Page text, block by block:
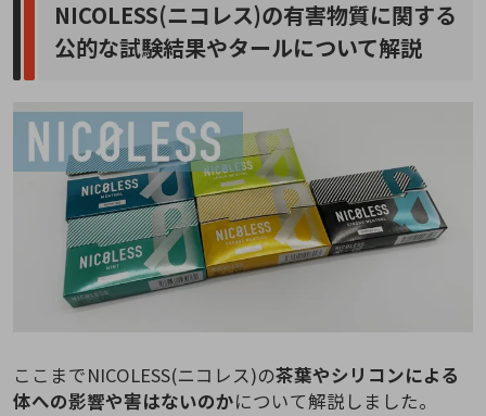
NICOLESS(ニコレス)の有害物質に関する
公的な試験結果やタールについて解説
ここまでNICOLESS(ニコレス)の茶葉やシリコンによる
体への影響や害はないのかについて解説しました。